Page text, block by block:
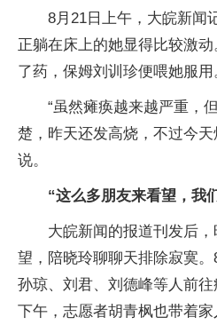
8月21日上午，大皖新闻
正躺在床上的她显得比较激
了药，保姆刘训珍便喂她服用
“虽然瘫痪越来越严重，
楚，昨天还发高烧，不过今
说。
“这么多朋友来看望，我
大皖新闻的报道刊发后
望，陪晓玲聊聊天排除寂寞
孙琼、刘君、刘德峰等人前
下午，志愿者胡青枫也带着家